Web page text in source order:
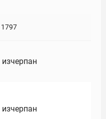
1797
изчерпан
изчерпан